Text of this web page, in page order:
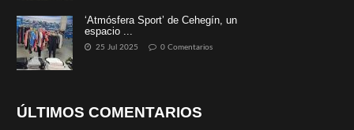
‘Atmósfera Sport’ de Cehegín, un
espacio ...
25 Jul 2025 0 Comentarios
ÚLTIMOS COMENTARIOS